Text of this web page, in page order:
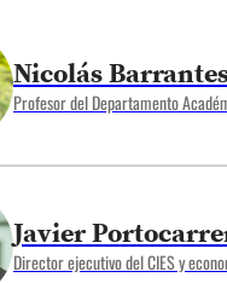
Nicolás
Profesor del Departamento
Javier
Director ejecutivo del CIES y